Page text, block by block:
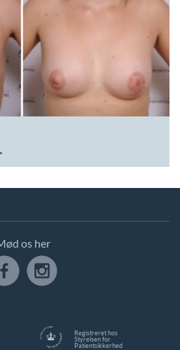
Registreret hos
Styrelsen for
Patientsikkerhed
os her